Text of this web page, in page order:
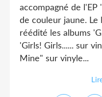
accompagné de l'EP
de couleur jaune. Le
réédité les albums
'Girls! Girls...... sur
Mine" sur vinyle...